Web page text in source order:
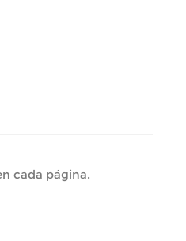
cada página.